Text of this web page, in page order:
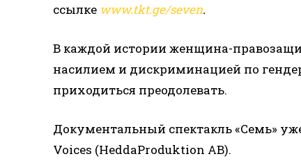
ссылке www.tkt.ge/seven.
В каждой истории женщина-
насилием и дискриминацией по
приходиться преодолевать.
Документальный спектакль «Семь»
Voices (HeddaProduktion AB).